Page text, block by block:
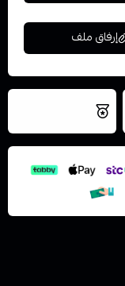
إرفاق ملف
نتميز بلجودة